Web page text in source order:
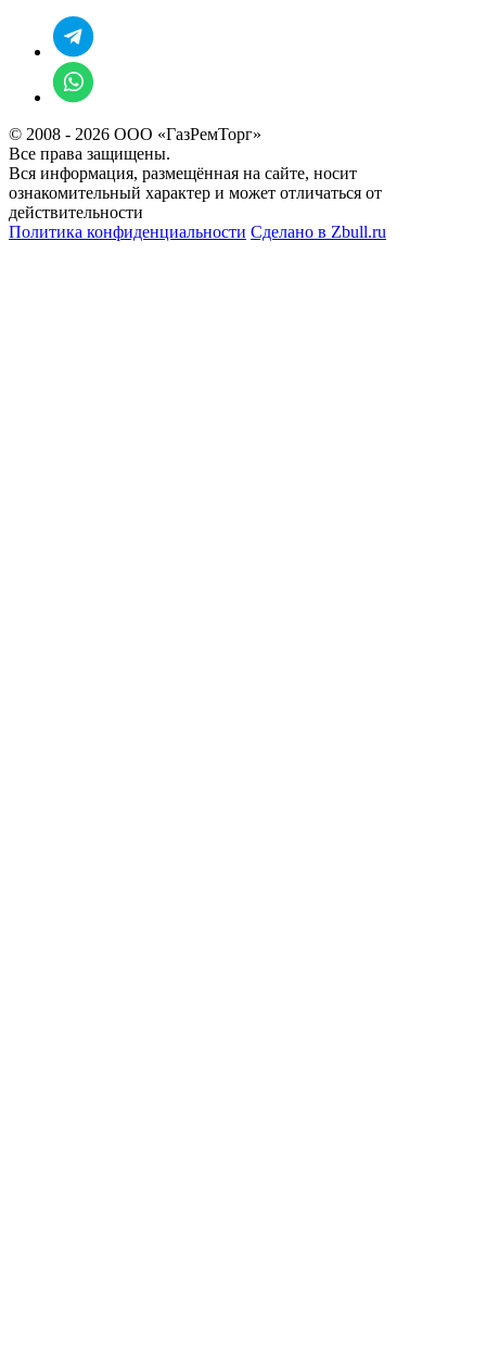
© 2008 - 2026 ООО «ГазРемТорг»
Все права защищены.
Вся информация, размещённая на сайте, носит
ознакомительный характер и может отличаться от
действительности
Политика конфиденциальности Сделано в Zbull.ru